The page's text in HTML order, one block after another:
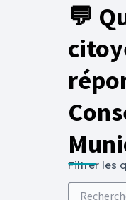
💬
Filtrer les